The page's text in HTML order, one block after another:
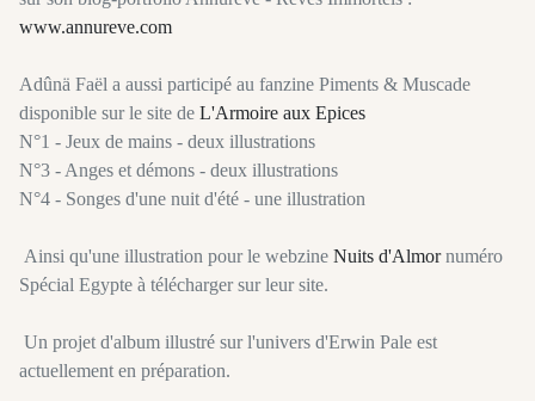
www.annureve.com
Adûnä Faël a aussi participé au fanzine Piments & Muscade
disponible sur le site de L'Armoire aux Epices
N°1 - Jeux de mains - deux illustrations
N°3 - Anges et démons - deux illustrations
N°4 - Songes d'une nuit d'été - une illustration
Ainsi qu'une illustration pour le webzine Nuits d'Almornuméro
Spécial Egypte à télécharger sur leur site.
Un projet d'album illustré sur l'univers d'Erwin Pale est
actuellement en préparation.